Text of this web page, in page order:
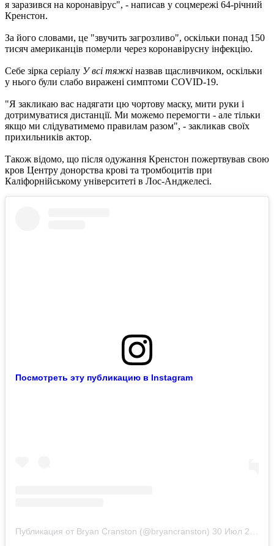
я заразився на коронавірус", - написав у соцмережі 64-річний
Кренстон.
За його словами, це "звучить загрозливо", оскільки понад 150
тисяч американців померли через коронавірусну інфекцію.
Себе зірка серіалу У всі тяжкі назвав щасливчиком, оскільки
у нього були слабо виражені симптоми COVID-19.
"Я закликаю вас надягати цю чортову маску, мити руки і
дотримуватися дистанції. Ми можемо перемогти - але тільки
якщо ми слідуватимемо правилам разом", - закликав своїх
прихильників актор.
Також відомо, що після одужання Кренстон пожертвував свою
кров Центру донорства крові та тромбоцитів при
Каліфорнійському університеті в Лос-Анджелесі.
Посмотреть эту публикацию в Instagram
Публикация от Bryan Cranston (@bryancranston) 30 Июл 2020 в 9:32 PDT